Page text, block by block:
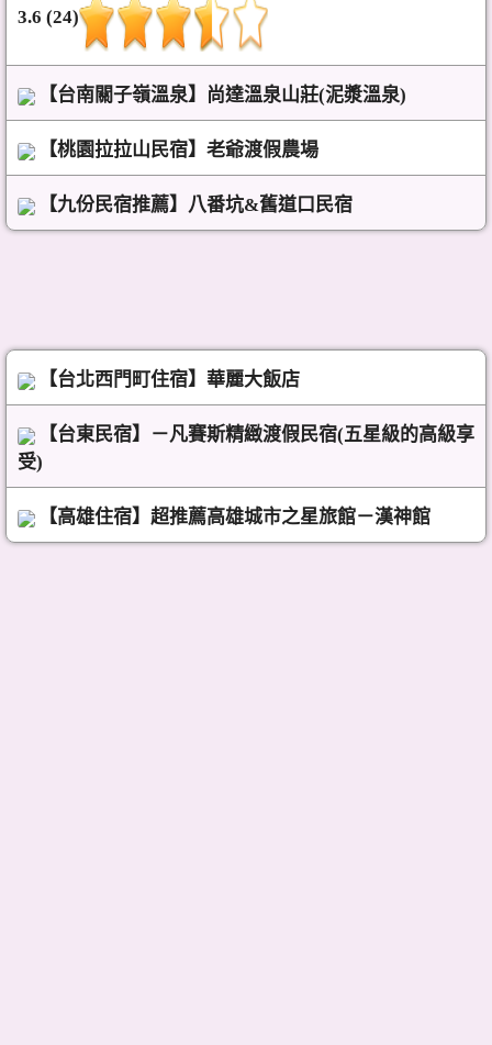
3.6 (24)
【台南關子嶺溫泉】尚達溫泉山莊(泥漿溫泉)
【桃園拉拉山民宿】老爺渡假農場
【九份民宿推薦】八番坑&舊道口民宿
【台北西門町住宿】華麗大飯店
【台東民宿】－凡賽斯精緻渡假民宿(五星級的高級享
受)
【高雄住宿】超推薦高雄城市之星旅館－漢神館